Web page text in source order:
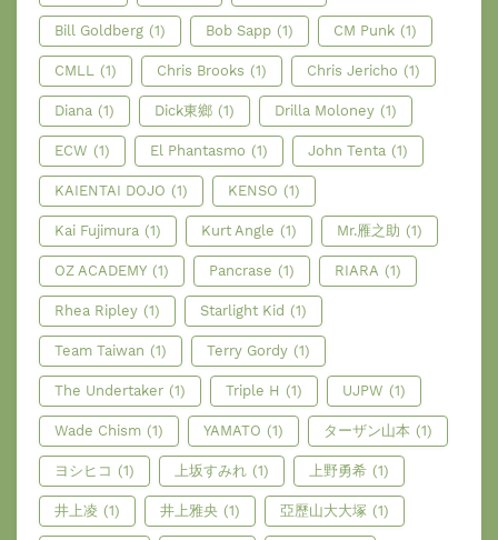
Bill Goldberg (1) Bob Sapp (1) CM Punk (1)
CMLL (1) Chris Brooks (1) Chris Jericho (1)
Diana (1) Dick東鄉 (1) Drilla Moloney (1)
ECW (1) El Phantasmo (1) John Tenta (1)
KAIENTAI DOJO (1) KENSO (1)
Kai Fujimura (1) Kurt Angle (1) Mr.雁之助 (1)
OZ ACADEMY (1) Pancrase (1) RIARA (1)
Rhea Ripley (1) Starlight Kid (1)
Team Taiwan (1) Terry Gordy (1)
The Undertaker (1) Triple H (1) UJPW (1)
Wade Chism (1) YAMATO (1) ターザン山本 (1)
ヨシヒコ (1) 上坂すみれ (1) 上野勇希 (1)
井上凌 (1) 井上雅央 (1) 亞歷山大大塚 (1)